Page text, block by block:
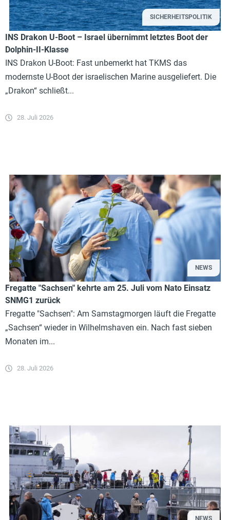
SICHERHEITSPOLITIK
INS Drakon U-Boot – Israel übernimmt letztes Boot der
Dolphin-II-Klasse
INS Drakon U-Boot: Fast unbemerkt hat TKMS das
modernste U-Boot der israelischen Marine ausgeliefert. Die
„Drakon“ schließt...
28. Juli 2026
NEWS
Fregatte "Sachsen" kehrte am 25. Juli vom Nato Einsatz
SNMG1 zurück
Fregatte "Sachsen": Am Samstagmorgen läuft die Fregatte
„Sachsen“ wieder in Wilhelmshaven ein. Nach fast sieben
Monaten im...
28. Juli 2026
NEWS